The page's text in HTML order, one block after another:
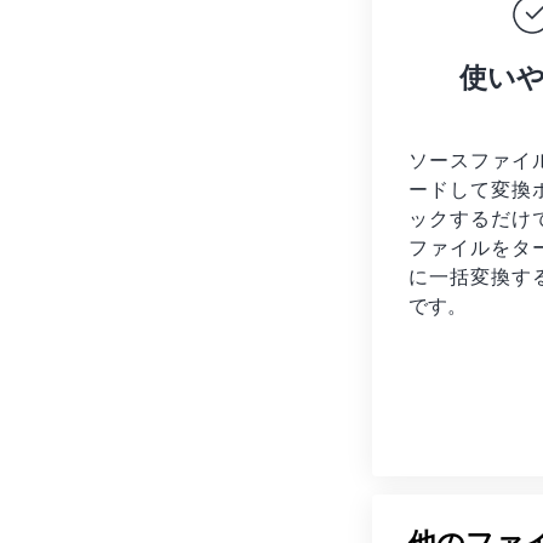
使い
ソースファイ
ードして変換
ックするだけ
ファイルを タ
に一括変換す
です。